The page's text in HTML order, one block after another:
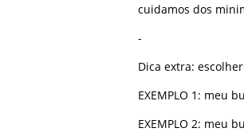
cuidamos dos
-
Dica extra:
EXEMPLO 1: meu
EXEMPLO 2: meu